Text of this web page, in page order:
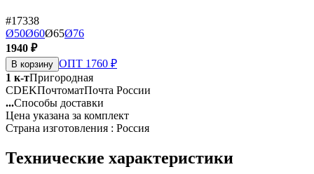
#17338
Ø50Ø60Ø65Ø76
1940 ₽
В корзину ОПТ 1760 ₽
1 к-тПригородная
CDEKПочтоматПочта России
...Способы доставки
Цена указана за комплект
Страна изготовления : Россия
Технические характеристики